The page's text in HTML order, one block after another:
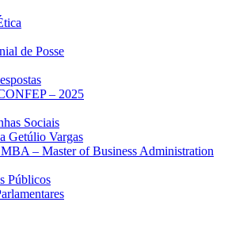
de Posse
– 2025
Sociais
Getúlio Vargas
– Master of Business Administration
Públicos